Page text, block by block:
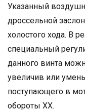
Указанный
дроссельной
холостого хода. В
специальный
данного винта
увеличив или
поступающего в
обороты ХХ.